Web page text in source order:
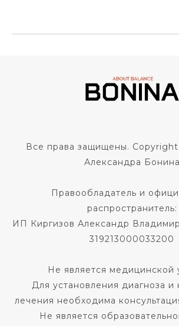
Все права защищены.
Александра Бонина
Правообладатель и
распространитель:
ИП Киргизов Александр
319213000033200
Не является медицинской
Для установления диагноза и
лечения необходима
Не является